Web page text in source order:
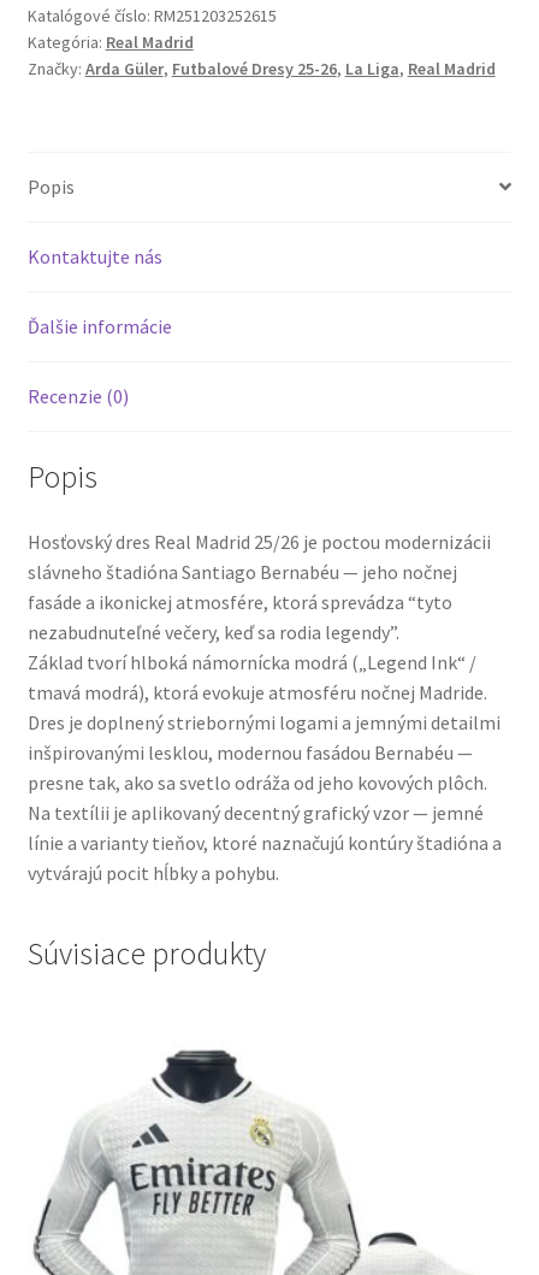
Real
Madrid
25-
Dlhý
Katalógové číslo: RM251203252615
Kategória: Real Madrid
Značky: Arda Güler, Futbalové Dresy 25-26, La Liga, Real Madrid
Popis
Kontaktujte nás
Ďalšie informácie
Recenzie (0)
Popis
Hosťovský dres Real Madrid 25/26 je poctou modernizácii
slávneho štadióna Santiago Bernabéu — jeho nočnej
fasáde a ikonickej atmosfére, ktorá sprevádza “tyto
nezabudnuteľné večery, keď sa rodia legendy”.
Základ tvorí hlboká námornícka modrá („Legend Ink“ /
tmavá modrá), ktorá evokuje atmosféru nočnej Madride.
Dres je doplnený striebornými logami a jemnými detailmi
inšpirovanými lesklou, modernou fasádou Bernabéu —
presne tak, ako sa svetlo odráža od jeho kovových plôch.
Na textílii je aplikovaný decentný grafický vzor — jemné
línie a varianty tieňov, ktoré naznačujú kontúry štadióna a
vytvárajú pocit hĺbky a pohybu.
Súvisiace produkty